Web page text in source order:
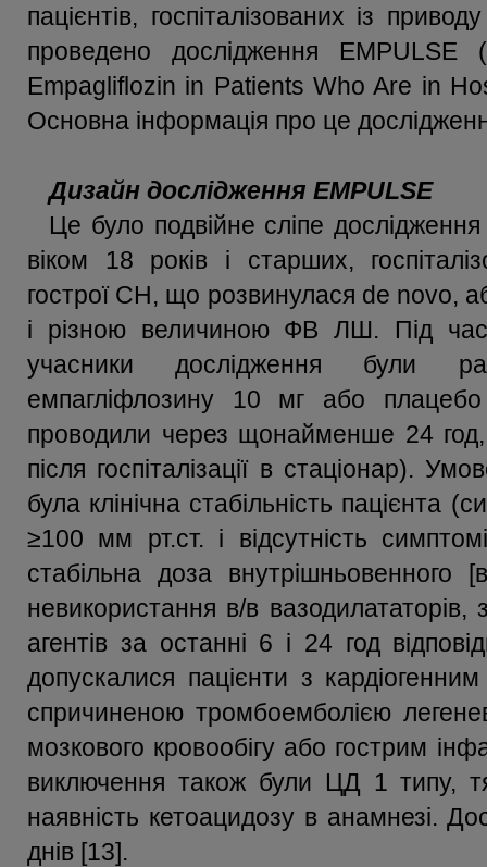
пацієнтів, госпіталізованих із
проведено дослідження
Empagliflozin in Patients Who Are in
Основна інформація про це
Дизайн дослідження EMPULSE
Це було подвійне сліпе
віком 18 років і старших,
гострої СН, що розвинулася de novo,
і різною величиною ФВ ЛШ. Під час
учасники дослідження були
емпагліфлозину 10 мг або
проводили через щонайменше 24
після госпіталізації в стаціонар).
була клінічна стабільність пацієнта
≥100 мм рт.ст. і відсутність
стабільна доза внутрішньовенного
невикористання в/в вазодилататорів,
агентів за останні 6 і 24 год
допускалися пацієнти з
спричиненою тромбоемболією
мозкового кровообігу або гострим
виключення також були ЦД 1 типу,
наявність кетоацидозу в анамнезі.
днів [13].